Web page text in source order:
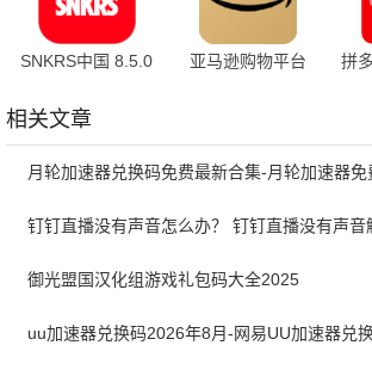
SNKRS中国 8.5.0
亚马逊购物平台
拼
相关文章
钉钉直播没有声音怎么办？ 钉钉直播没有声音
御光盟国汉化组游戏礼包码大全2025